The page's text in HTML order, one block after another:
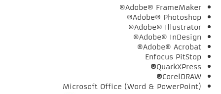
Adobe® FrameMaker®
Adobe® Photoshop®
Adobe® Illustrator®
Adobe® InDesign®
Adobe® Acrobat®
Enfocus PitStop
QuarkXPress
®
CorelDRAW
®
Microsoft Office (Word & PowerPoint)